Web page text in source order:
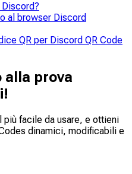
QR Code Generator. Basta
campo di immissione del
se necessario (ad esempio,
e scaricare l’immagine
Discord?
al browser Discord
QR per Discord QR Code
alla prova
più facile da usare, e ottieni
dinamici, modificabili e